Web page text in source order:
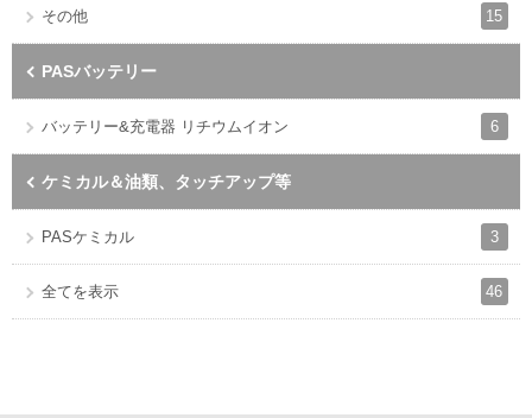
その他 15
PASバッテリー
バッテリー&充電器 リチウムイオン 6
ケミカル＆油類、タッチアップ等
PASケミカル 3
全てを表示 46